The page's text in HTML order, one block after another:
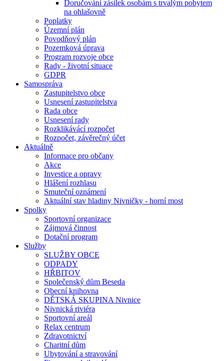
Doručování zásilek osobám s trvalým pobytem
na ohlašovně
Poplatky
Územní plán
Povodňový plán
Pozemková úprava
Program rozvoje obce
Rady - životní situace
GDPR
Samospráva
Zastupitelstvo obce
Usnesení zastupitelstva
Rada obce
Usnesení rady
Rozklikávácí rozpočet
Rozpočet, závěrečný účet
Aktuálně
Informace pro občany
Akce
Investice a opravy
Hlášení rozhlasu
Smuteční oznámení
Aktuální stav hladiny Nivničky - horní most
Spolky
Sportovní organizace
Zájmová činnost
Dotační program
Služby
SLUŽBY OBCE
ODPADY
HŘBITOV
Společenský dům Beseda
Obecní knihovna
DĚTSKÁ SKUPINA Nivnice
Nivnická riviéra
Sportovní areál
Relax centrum
Zdravotnictví
Charitní dům
Ubytování a stravování